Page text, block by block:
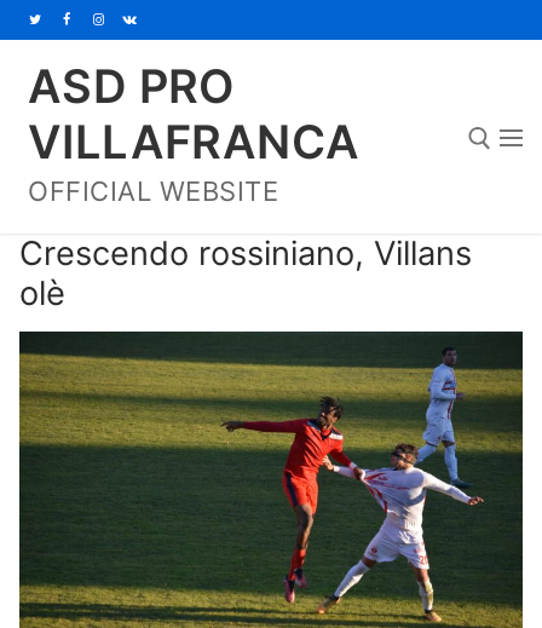
al
contenuto
ASD PRO
VILLAFRANCA
OFFICIAL WEBSITE
Società
La Storia
Prima Squadra
Crescendo rossiniano, Villans
olè